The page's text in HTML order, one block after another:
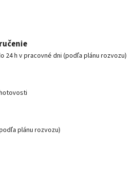
24 h v pracovné dni (podľa plánu rozvozu)
plánu rozvozu)